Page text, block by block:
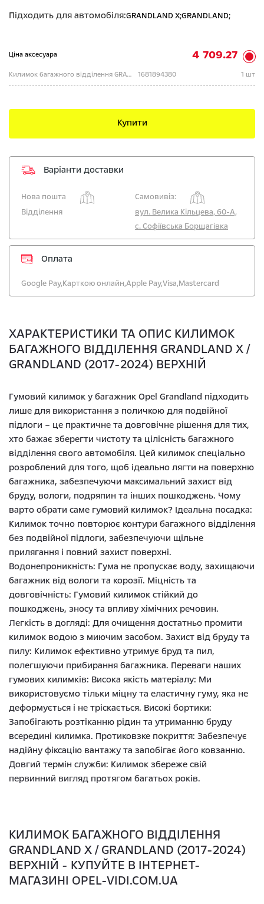
Підходить для автомобіля:GRANDLAND X;GRANDLAND;
Ціна аксесуара 4 709.27
Килимок багажного відділення GRANDLAND 1681894380 1 шт
Купити
Варіанти доставки
Нова пошта
Самовивіз:
Відділення
вул. Велика Кільцева, 60-А,
с. Софіївська Борщагівка
Оплата
Google Pay,Карткою онлайн,Apple Pay,Visa,Mastercard
ХАРАКТЕРИСТИКИ ТА ОПИС КИЛИМОК
БАГАЖНОГО ВІДДІЛЕННЯ GRANDLAND X /
GRANDLAND (2017-2024) ВЕРХНІЙ
Гумовий килимок у багажник Opel Grandland підходить
лише для використання з поличкою для подвійної
підлоги – це практичне та довговічне рішення для тих,
хто бажає зберегти чистоту та цілісність багажного
відділення свого автомобіля. Цей килимок спеціально
розроблений для того, щоб ідеально лягти на поверхню
багажника, забезпечуючи максимальний захист від
бруду, вологи, подряпин та інших пошкоджень. Чому
варто обрати саме гумовий килимок? Ідеальна посадка:
Килимок точно повторює контури багажного відділення
без подвійної підлоги, забезпечуючи щільне
прилягання і повний захист поверхні.
Водонепроникність: Гума не пропускає воду, захищаючи
багажник від вологи та корозії. Міцність та
довговічність: Гумовий килимок стійкий до
пошкоджень, зносу та впливу хімічних речовин.
Легкість в догляді: Для очищення достатньо промити
килимок водою з миючим засобом. Захист від бруду та
пилу: Килимок ефективно утримує бруд та пил,
полегшуючи прибирання багажника. Переваги наших
гумових килимків: Висока якість матеріалу: Ми
використовуємо тільки міцну та еластичну гуму, яка не
деформується і не тріскається. Високі бортики:
Запобігають розтіканню рідин та утриманню бруду
всередині килимка. Протиковзке покриття: Забезпечує
надійну фіксацію вантажу та запобігає його ковзанню.
Довгий термін служби: Килимок збереже свій
первинний вигляд протягом багатьох років.
КИЛИМОК БАГАЖНОГО ВІДДІЛЕННЯ
GRANDLAND X / GRANDLAND (2017-2024)
ВЕРХНІЙ - КУПУЙТЕ В ІНТЕРНЕТ-
МАГАЗИНІ OPEL-VIDI.COM.UA